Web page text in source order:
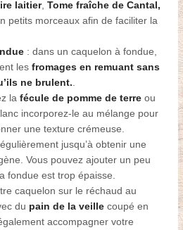
laitier, Tome fraîche de Cantal,
petits morceaux afin de faciliterla
: dans un caquelon à fondue,
les fromages en remuant sans
ne brulent.
la fécule de pomme de terreou
incorporez-le au mélange pour
une texture crémeuse.
jusqu’à obtenir une
Vous pouvez ajouter un peu
fondue est trop épaisse.
caquelon sur le réchaud au
du pain de la veillecoupé en
accompagner votre